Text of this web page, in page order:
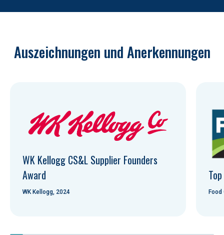
Auszeichnungen und Anerkennungen
WK Kellogg CS&L Supplier Founders
Award
WK Kellogg, 2024